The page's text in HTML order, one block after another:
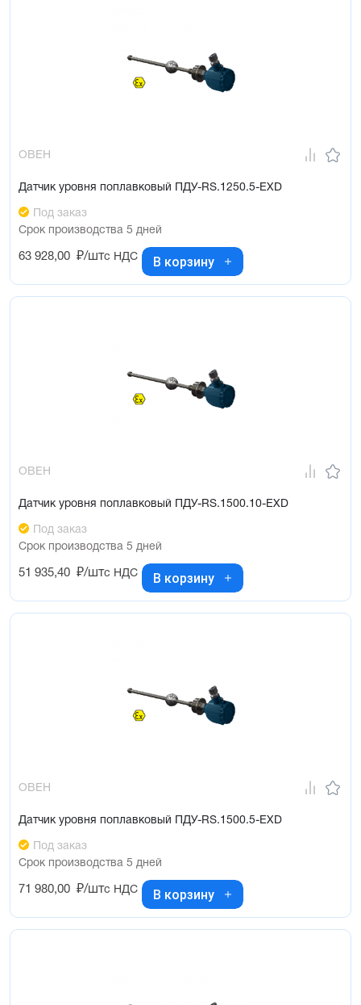
ОВЕН
Датчик уровня поплавковый ПДУ-RS.1250.5-ЕХD
Под заказ
Срок производства 5 дней
63 928,00 ₽/штс НДС В корзину
ОВЕН
Датчик уровня поплавковый ПДУ-RS.1500.10-ЕХD
Под заказ
Срок производства 5 дней
51 935,40 ₽/штс НДС В корзину
ОВЕН
Датчик уровня поплавковый ПДУ-RS.1500.5-ЕХD
Под заказ
Срок производства 5 дней
71 980,00 ₽/штс НДС В корзину